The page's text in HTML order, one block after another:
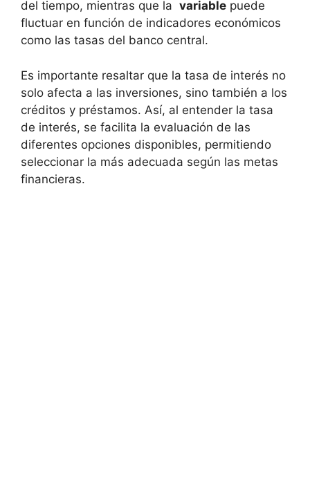
del tiempo, ⁣mientras ​que⁢ la ⁢ variable puede
fluctuar en función de⁢ indicadores​ económicos⁤
como las⁣ tasas del banco central.
Es‍ importante resaltar ‌que la tasa de interés no‌
solo afecta a las inversiones, sino⁢ también a los
créditos y préstamos. Así, al entender la tasa
‌de ‌interés, se ‌facilita la evaluación de las
diferentes opciones disponibles, ⁤permitiendo
seleccionar⁤ la más ​adecuada según ⁤las metas
financieras.